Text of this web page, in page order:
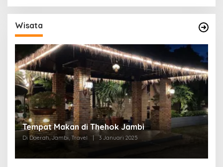
Wisata
Tempat Makan di Thehok Jambi
Di Daerah, Jambi, Travel | 3 Januari 2025